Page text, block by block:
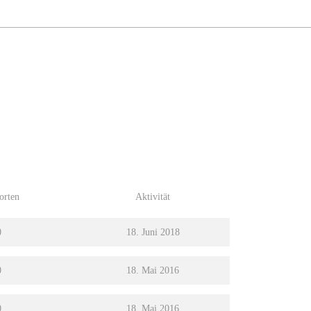
Aktivität
18. Juni 2018
18. Mai 2016
18. Mai 2016